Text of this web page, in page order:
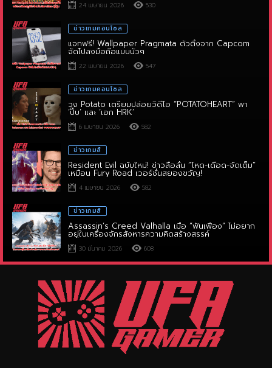
ข่าวเกมคอนโซล
แจกฟรี! Wallpaper Pragmata ตัวตึงจาก Capcom
จัดไปลงมือถือแบบนัวๆ
22 เมษายน 2026 547
ข่าวเกมคอนโซล
วง Potato เตรียมปล่อยวิดีโอ “POTATOHEART” พา
‘ปั๊บ’ และ ‘เอก HRK’
6 เมษายน 2026 582
ข่าวเกมส์
Resident Evil ฉบับใหม่! ข่าวลือลั่น “โหด-เดือด-จัดเต็ม”
เหมือน Fury Road เวอร์ชั่นสยองขวัญ!
4 เมษายน 2026 582
ข่าวเกมส์
Assassin’s Creed Valhalla เมื่อ “ฟันเฟือง” ไม่อยาก
อยู่ในเครื่องจักรสังหารความคิดสร้างสรรค์
30 มีนาคม 2026 608
เจาะลึกอิทธิพลเกมออนไลน์สู่ความบันเทิงระดับโลก ปัจจุบัน